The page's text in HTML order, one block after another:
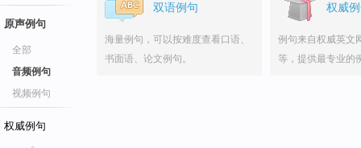
原声例句
全部
音频例句
视频例句
权威例句
双语例句
海量例句，可以按难度查看口语、
书面语、论文例句。
权威
例句来自权威英文
等，提供最专业的